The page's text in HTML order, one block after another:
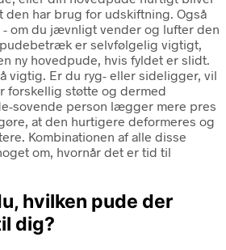
den har brug for udskiftning. Også
om du jævnligt vender og lufter den
er selvfølgelig vigtigt,
ny hovedpude, hvis fyldet er slidt.
vigtig. Er du ryg- eller sideligger, vil
forskellig støtte og dermed
sovende person lægger mere pres
at den hurtigere deformeres og
Kombinationen af alle disse
om, hvornår det er tid til
hvilken pude der
dig?